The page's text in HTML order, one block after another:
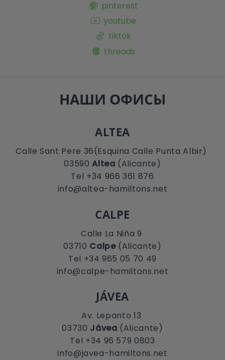
pinterest
youtube
tiktok
threads
НАШИ ОФИСЫ
ALTEA
Calle Sant Pere 36(Esquina Calle Punta Albir)
03590Altea (Alicante)
Tel +34 966 361 876
info@altea-hamiltons.net
CALPE
Calle La Niña 9
03710 Calpe(Alicante)
Tel +34 965 05 70 49
info@calpe-hamiltons.net
JÁVEA
Av. Lepanto 13
03730 Jávea (Alicante)
Tel +34 96 579 0803
info@javea-hamiltons.net